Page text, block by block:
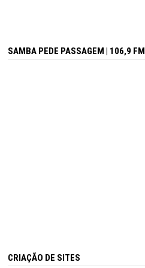
SAMBA PEDE PASSAGEM | 106,9 FM
CRIAÇÃO DE SITES